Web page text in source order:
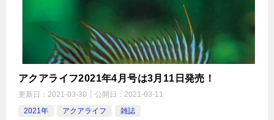
アクアライフ2021年4月号は3月11日発売！
更新日： 2021-03-30 公開日： 2021-03-11
2021年
アクアライフ 雑誌